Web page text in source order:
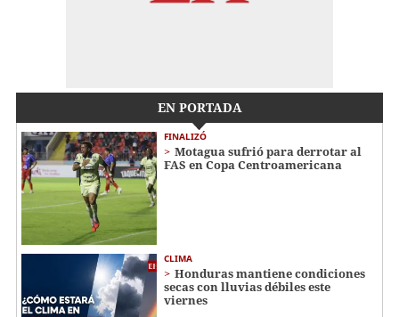
EN PORTADA
FINALIZÓ
Motagua sufrió para derrotar al
FAS en Copa Centroamericana
CLIMA
Honduras mantiene condiciones
secas con lluvias débiles este
viernes